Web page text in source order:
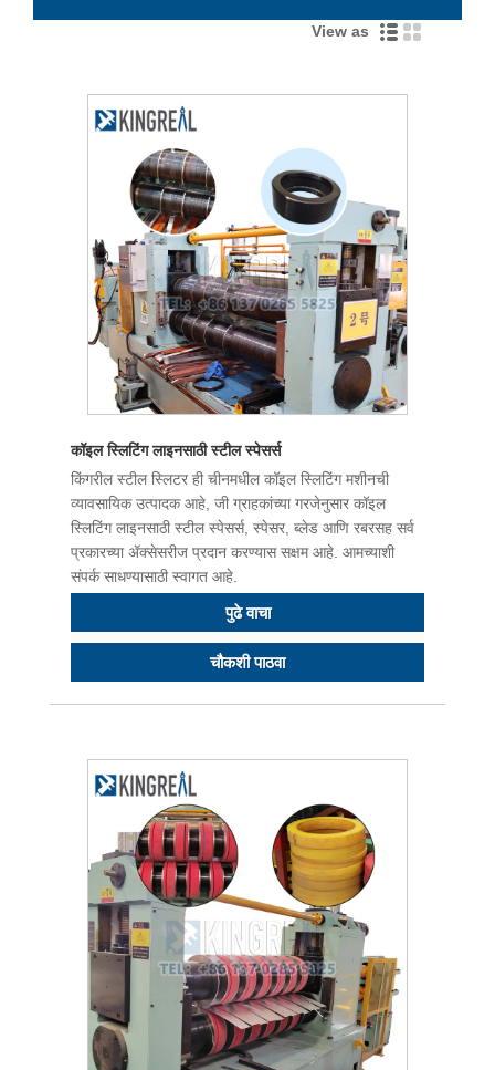
View as
कॉइल स्लिटिंग लाइनसाठी स्टील स्पेसर्स
किंगरील स्टील स्लिटर ही चीनमधील कॉइल स्लिटिंग मशीनची
व्यावसायिक उत्पादक आहे, जी ग्राहकांच्या गरजेनुसार कॉइल
स्लिटिंग लाइनसाठी स्टील स्पेसर्स, स्पेसर, ब्लेड आणि रबरसह सर्व
प्रकारच्या ॲक्सेसरीज प्रदान करण्यास सक्षम आहे. आमच्याशी
संपर्क साधण्यासाठी स्वागत आहे.
पुढे वाचा
चौकशी पाठवा